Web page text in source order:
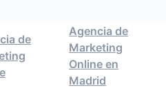
de
Agencia de
Marketing
Online en
Madrid